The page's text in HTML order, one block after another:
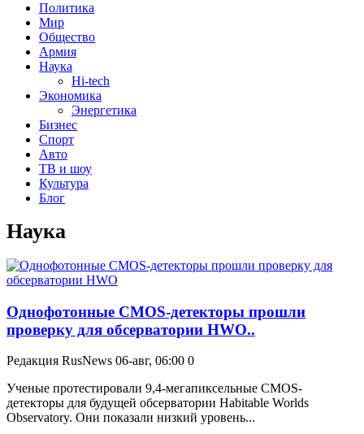
Политика
Мир
Общество
Армия
Наука
Hi-tech
Экономика
Энергетика
Бизнес
Спорт
Авто
ТВ и шоу
Культура
Блог
Наука
Однофотонные CMOS-детекторы прошли
проверку для обсерватории HWO..
Редакция RusNews 06-авг, 06:00 0
Ученые протестировали 9,4-мегапиксельные CMOS-
детекторы для будущей обсерватории Habitable Worlds
Observatory. Они показали низкий уровень...